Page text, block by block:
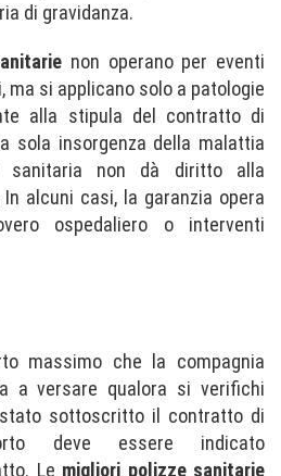
di gravidanza.
non operano per eventi
si applicano solo a patologie
alla stipula del contratto di
sola insorgenza della malattia
sanitaria non dà diritto alla
alcuni casi, la garanzia opera
ospedaliero o interventi
massimo che la compagnia
a versare qualora si verifichi
stato sottoscritto il contratto di
deve essere indicato
Le migliori polizze sanitarie